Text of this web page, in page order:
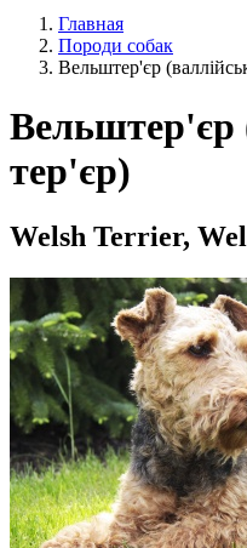
Главная
Породи собак
Вельштер'єр
Вельштер'єр
тер'єр)
Welsh Terrier,